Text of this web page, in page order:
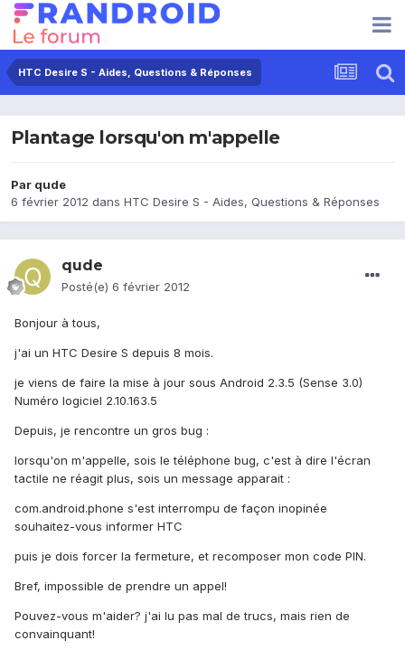
HTC Desire S - Aides, Questions & Réponses
Plantage lorsqu'on m'appelle
Par qude
6 février 2012 dans HTC Desire S - Aides, Questions & Réponses
qude
Posté(e) 6 février 2012
Bonjour à tous,
j'ai un HTC Desire S depuis 8 mois.
je viens de faire la mise à jour sous Android 2.3.5 (Sense 3.0)
Numéro logiciel 2.10.163.5
Depuis, je rencontre un gros bug :
lorsqu'on m'appelle, sois le téléphone bug, c'est à dire l'écran
tactile ne réagit plus, sois un message apparait :
com.android.phone s'est interrompu de façon inopinée
souhaitez-vous informer HTC
puis je dois forcer la fermeture, et recomposer mon code PIN.
Bref, impossible de prendre un appel!
Pouvez-vous m'aider? j'ai lu pas mal de trucs, mais rien de
convainquant!